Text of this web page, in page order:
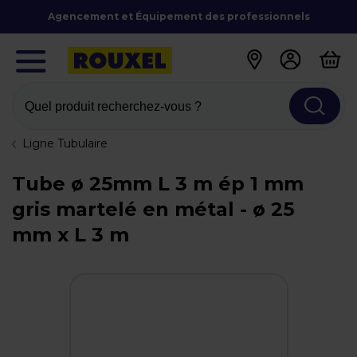
Agencement et Équipement des professionnels
Quel produit recherchez-vous ?
Ligne Tubulaire
Tube ø 25mm L 3 m ép 1 mm
gris martelé en métal - ø 25
mm x L 3 m